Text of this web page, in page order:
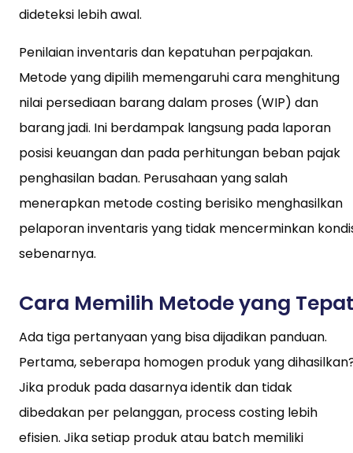
dideteksi lebih awal.
Penilaian inventaris dan kepatuhan perpajakan.
Metode yang dipilih memengaruhi cara menghitung
nilai persediaan barang dalam proses (WIP) dan
barang jadi. Ini berdampak langsung pada laporan
posisi keuangan dan pada perhitungan beban pajak
penghasilan badan. Perusahaan yang salah
menerapkan metode costing berisiko menghasilkan
pelaporan inventaris yang tidak mencerminkan
sebenarnya.
Cara Memilih Metode yang Tepat
Ada tiga pertanyaan yang bisa dijadikan panduan.
Pertama, seberapa homogen produk yang
Jika produk pada dasarnya identik dan tidak
dibedakan per pelanggan, process costing lebih
efisien. Jika setiap produk atau batch memiliki